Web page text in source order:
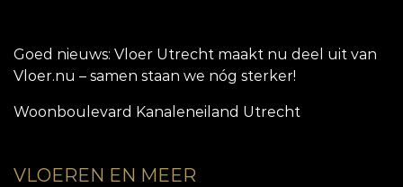
Goed nieuws: Vloer Utrecht maakt nu deel uit van
Vloer.nu – samen staan we nóg sterker!
Woonboulevard Kanaleneiland Utrecht
VLOEREN EN MEER